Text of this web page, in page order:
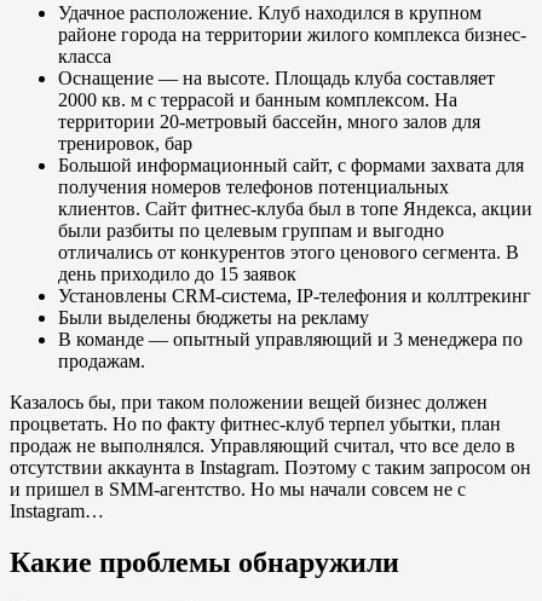
Удачное расположение. Клуб находился в крупном
районе города на территории жилого комплекса бизнес-
класса
Оснащение — на высоте. Площадь клуба составляет
2000 кв. м с террасой и банным комплексом. На
территории 20-метровый бассейн, много залов для
тренировок, бар
Большой информационный сайт, с формами захвата для
получения номеров телефонов потенциальных
клиентов. Сайт фитнес-клуба был в топе Яндекса, акции
были разбиты по целевым группам и выгодно
отличались от конкурентов этого ценового сегмента. В
день приходило до 15 заявок
Установлены CRM-система, IP-телефония и коллтрекинг
Были выделены бюджеты на рекламу
В команде — опытный управляющий и 3 менеджера по
продажам.
Казалось бы, при таком положении вещей бизнес должен
процветать. Но по факту фитнес-клуб терпел убытки, план
продаж не выполнялся. Управляющий считал, что все дело в
отсутствии аккаунта в Instagram. Поэтому с таким запросом он
и пришел в SMM-агентство. Но мы начали совсем не с
Instagram…
Какие проблемы обнаружили